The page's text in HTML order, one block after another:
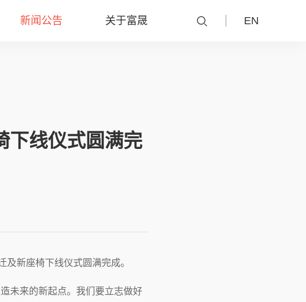
新闻公告 关于富晟 EN
下线仪式圆满完
新座椅下线仪式圆满完成。
未来的新起点。我们要立志做好